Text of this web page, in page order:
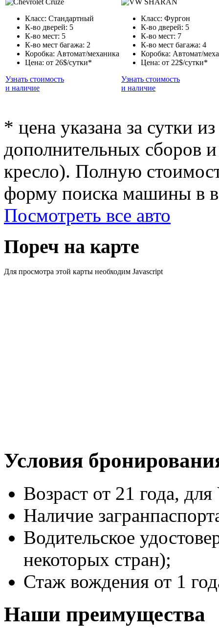
Класс: Стандартный
К-во дверей: 5
К-во мест: 5
К-во мест багажа: 2
Коробка: Автомат/механика
Цена: от 26$/сутки*
Узнать стоимость
и наличие
Класс: Фургон
К-во дверей: 5
К-во мест: 7
К-во мест багажа: 4
Коробка: Автомат/
Цена: от 22$/сутки*
Узнать стоимость
и наличие
* цена указана за сутки
дополнительных сборов
кресло). Полную
форму поиска машины в
Посмотреть все авто
Пореч на карте
Для просмотра этой карты необходим Javascript
Условия
Возраст от 21 года,
Наличие
Водительское
некоторых стран);
Стаж вождения от 1
Наши преимущества